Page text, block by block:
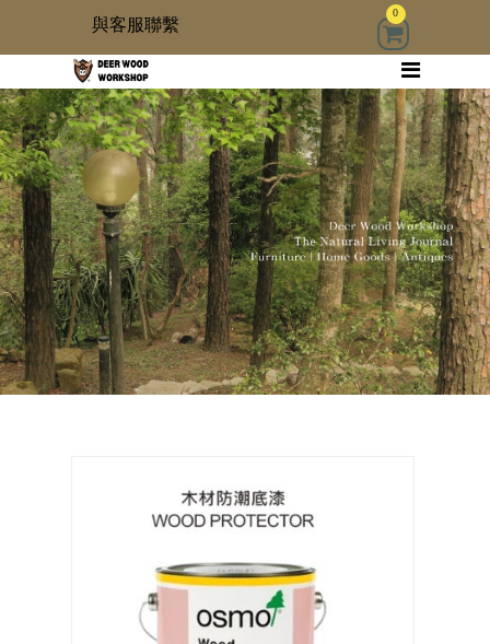
家具
木雜貨
生活器具
古物道具
居家修繕道具材料
與客服聯繫
0